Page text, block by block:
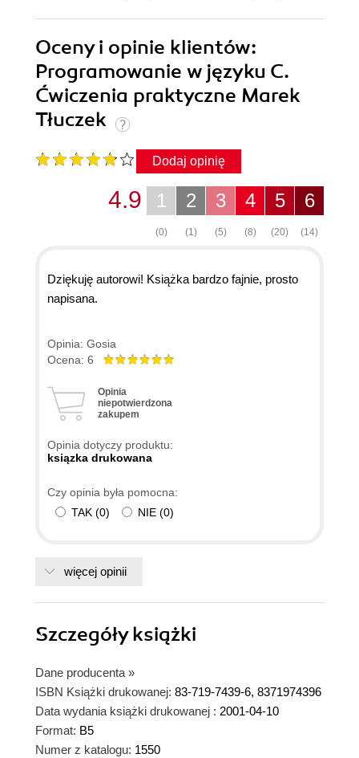
Oceny i opinie klientów:
Programowanie w języku C.
Ćwiczenia praktyczne Marek
Tłuczek
Dodaj opinię
6
(14)
5
(20)
4
(8)
3
(5)
2
(1)
1
(0)
4.9
Dziękuję autorowi! Książka bardzo fajnie, prosto
napisana.
Opinia: Gosia
Ocena: 6
Opinia
niepotwierdzona
zakupem
Opinia dotyczy produktu:
ksiązka drukowana
Czy opinia była pomocna:
TAK (0) NIE (0)
więcej opinii
Szczegółyksiążki
Dane producenta »
ISBN Książki drukowanej: 83-719-7439-6, 8371974396
Data wydania książki drukowanej : 2001-04-10
Format: B5
Numer z katalogu: 1550